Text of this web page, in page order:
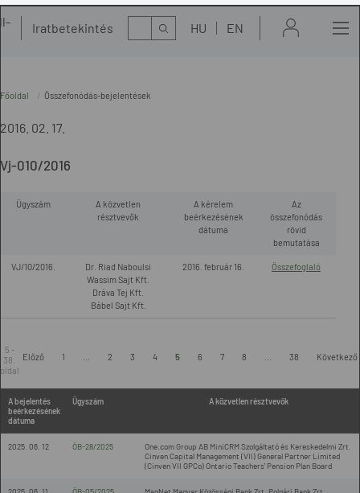
Iratbetekintés Kereső HU EN
Főoldal Összefonódás-bejelentések
2016. 02. 17.
Vj-010/2016
Ügyszám
A közvetlen
résztvevők
A kérelem
beérkezésének
dátuma
Az
összefonódás
rövid
bemutatása
VJ/10/2016.
Dr. Riad Naboulsi
Wassim Sajt Kft.
Dráva Tej Kft.
Bábel Sajt Kft.
2016. február 16. Összefoglaló
5 -
38.
oldal
Előző 1 2 3 4 5 6 7 8 38 Következő
A bejelentés
beérkezésének
dátuma
Ügyszám A közvetlen résztvevők
2025. 06. 12 ÖB-28/2025
One.com Group AB MiniCRM Szolgáltató és Kereskedelmi Zrt.
Cinven Capital Management (VII) General Partner Limited
(Cinven VII GPCo) Ontario Teachers' Pension Plan Board